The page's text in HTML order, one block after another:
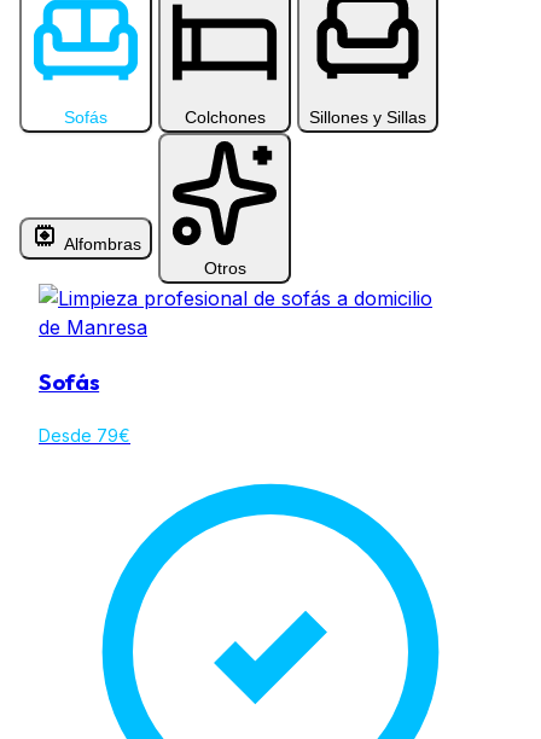
Sofá 5 Plazas Chaiselongue
Rinconera 5 Plazas
Rinconera 6-7 Plazas (U)
Sofás Colchones Sillones y Sillas
Alfombras
Otros
Sofás
Desde 79€